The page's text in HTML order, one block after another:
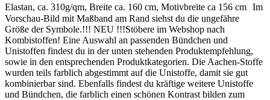
Elastan, ca. 310g/qm, Breite ca. 160 cm, Motivbreite ca 156 cm Im
Vorschau-Bild mit Maßband am Rand siehst du die ungefähre
Größe der Symbole.!!! NEU !!!Stöbere im Webshop nach
Kombistoffen! Eine Auswahl an passenden Bündchen und
Unistoffen findest du in der unten stehenden Produktempfehlung,
sowie in den entsprechenden Produktkategorien. Die Aachen-Stoffe
wurden teils farblich abgestimmt auf die Unistoffe, damit sie gut
kombinierbar sind. Ebenfalls findest du kräftige weitere Unistoffe
und Bündchen, die farblich einen schönen Kontrast bilden zum